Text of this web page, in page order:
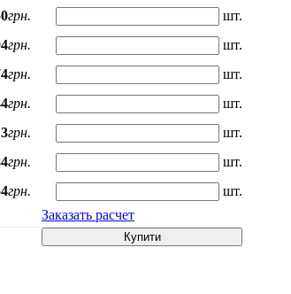
грн. шт.
грн. шт.
грн. шт.
грн. шт.
грн. шт.
грн. шт.
грн.
шт.
Заказать расчет
Купити